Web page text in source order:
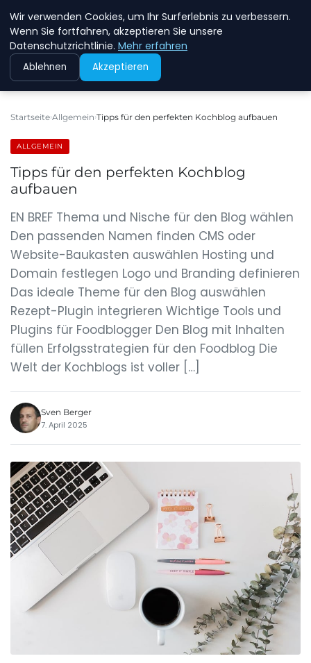
NEW ENERGY JOBS
Startseite Allgemein Tipps für den perfekten Kochblog aufbauen
ALLGEMEIN
Tipps für den perfekten Kochblog
aufbauen
EN BREF Thema und Nische für den Blog wählen
Den passenden Namen finden CMS oder
Website-Baukasten auswählen Hosting und
Domain festlegen Logo und Branding definieren
Das ideale Theme für den Blog auswählen
Rezept-Plugin integrieren Wichtige Tools und
Plugins für Foodblogger Den Blog mit Inhalten
füllen Erfolgsstrategien für den Foodblog Die
Welt der Kochblogs ist voller […]
Sven Berger
7. April 2025
Wir verwenden Cookies, um Ihr Surferlebnis zu verbessern.
Wenn Sie fortfahren, akzeptieren Sie unsere
Datenschutzrichtlinie. Mehr erfahren
Ablehnen Akzeptieren